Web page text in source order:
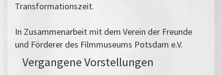
Transformationszeit.
In Zusammenarbeit mit dem Verein der Freunde
und Förderer des Filmmuseums Potsdam e.V.
Vergangene Vorstellungen